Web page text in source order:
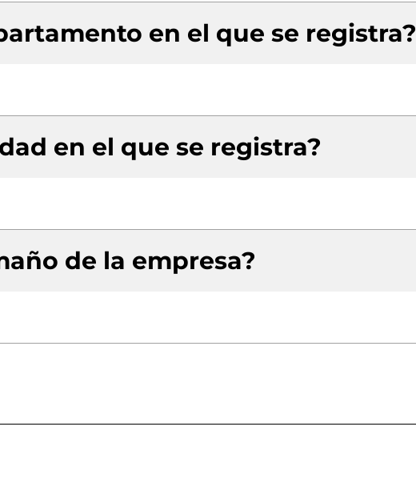
en el que se registra?
en el que se registra?
de la empresa?